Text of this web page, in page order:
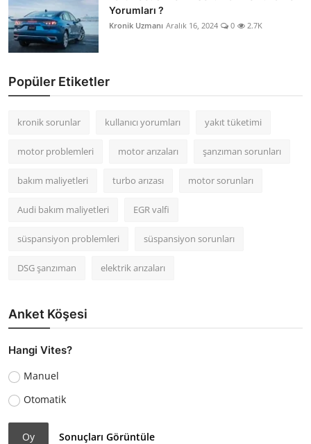
Yorumları ?
Kronik Uzmanı Aralık 16, 2024 0 2.7K
Popüler Etiketler
kronik sorunlar kullanıcı yorumları yakıt tüketimi
motor problemleri motor arızaları şanzıman sorunları
bakım maliyetleri turbo arızası motor sorunları
Audi bakım maliyetleri EGR valfi
süspansiyon problemleri süspansiyon sorunları
DSG şanzıman elektrik arızaları
Anket Köşesi
Hangi Vites?
Manuel
Otomatik
Oy Sonuçları Görüntüle